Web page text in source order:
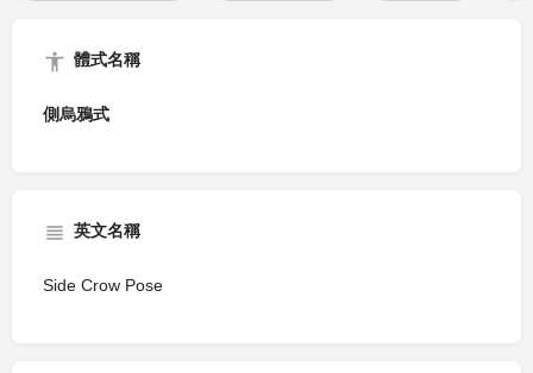
體式名稱
側烏鴉式
英文名稱
Side Crow Pose